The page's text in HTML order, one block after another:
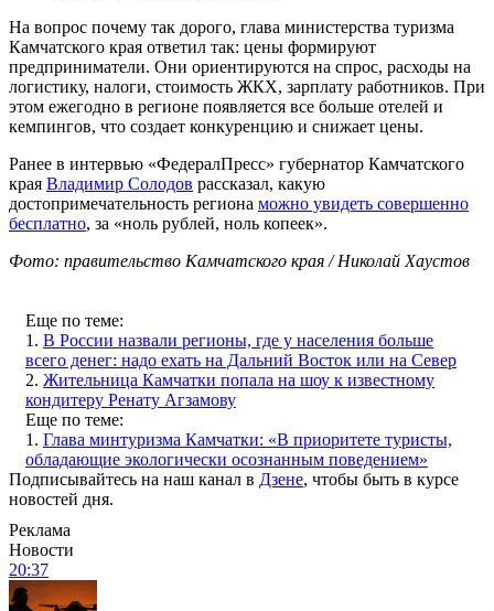
На вопрос почему так дорого, глава министерства туризма
Камчатского края ответил так: цены формируют
предприниматели. Они ориентируются на спрос, расходы на
логистику, налоги, стоимость ЖКХ, зарплату работников. При
этом ежегодно в регионе появляется все больше отелей и
кемпингов, что создает конкуренцию и снижает цены.
Ранее в интервью «ФедералПресс» губернатор Камчатского
края Владимир Солодов рассказал, какую
достопримечательность региона можно увидеть совершенно
бесплатно, за «ноль рублей, ноль копеек».
Фото: правительство Камчатского края / Николай Хаустов
Еще по теме:
1. В России назвали регионы, где у населения больше
всего денег: надо ехать на Дальний Восток или на Север
2. Жительница Камчатки попала на шоу к известному
кондитеру Ренату Агзамову
Еще по теме:
1. Глава минтуризма Камчатки: «В приоритете туристы,
обладающие экологически осознанным поведением»
Подписывайтесь на наш канал в Дзене, чтобы быть в курсе
новостей дня.
Реклама
Новости
20:37